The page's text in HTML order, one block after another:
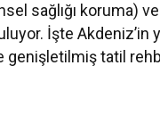
sağlığı koruma)
İşte Akdeniz’in
genişletilmiş tatil
7 Ağustos